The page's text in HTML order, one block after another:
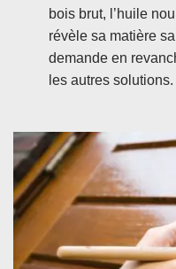
bois brut, l’huile
révèle sa matière
demande en
les autres solutions.